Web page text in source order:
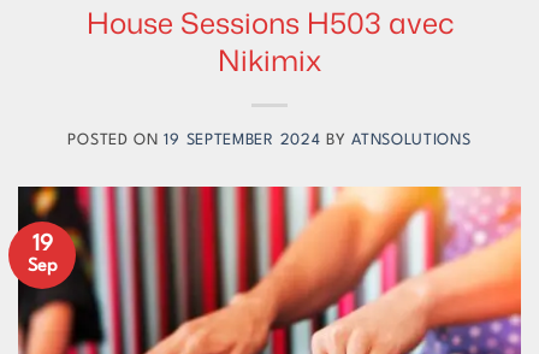
House Sessions H503 avec
Nikimix
POSTED ON19 SEPTEMBER 2024 BYATNSOLUTIONS
19
Sep